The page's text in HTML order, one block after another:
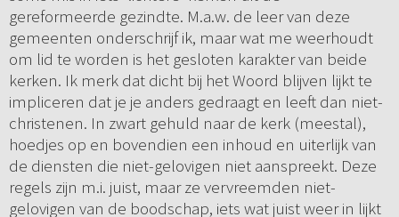
gereformeerde gezindte. M.a.w. de leer van deze
gemeenten onderschrijf ik, maar wat me weerhoudt
om lid te worden is het gesloten karakter van beide
kerken. Ik merk dat dicht bij het Woord blijven lijkt te
impliceren dat je je anders gedraagt en leeft dan niet-
christenen. In zwart gehuld naar de kerk (meestal),
hoedjes op en bovendien een inhoud en uiterlijk van
de diensten die niet-gelovigen niet aanspreekt. Deze
regels zijn m.i. juist, maar ze vervreemden niet-
gelovigen van de boodschap, iets wat juist weer in lijkt